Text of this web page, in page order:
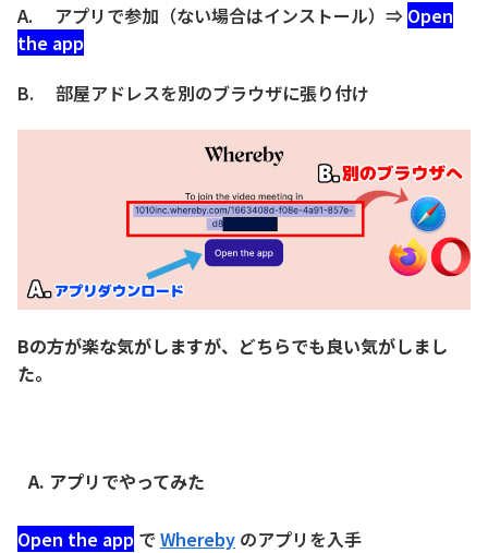
A. アプリで参加（ない場合はインストール）⇒ Open
the app
B. 部屋アドレスを別のブラウザに張り付け
Bの方が楽な気がしますが、どちらでも良い気がしまし
た。
A. アプリでやってみた
Open the app で Whereby のアプリを入手